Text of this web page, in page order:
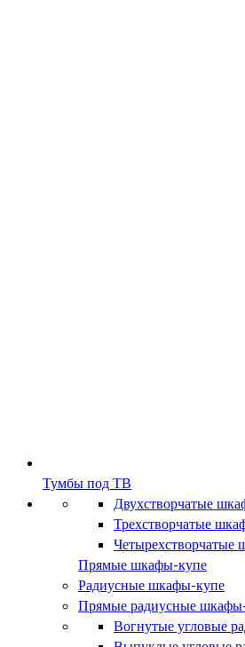
Тумбы под ТВ
Двухстворчатые
Трехстворчатые
Четырехстворчатые
Прямые шкафы-купе
Радиусные шкафы-купе
Прямые радиусные
Вогнутые угловые